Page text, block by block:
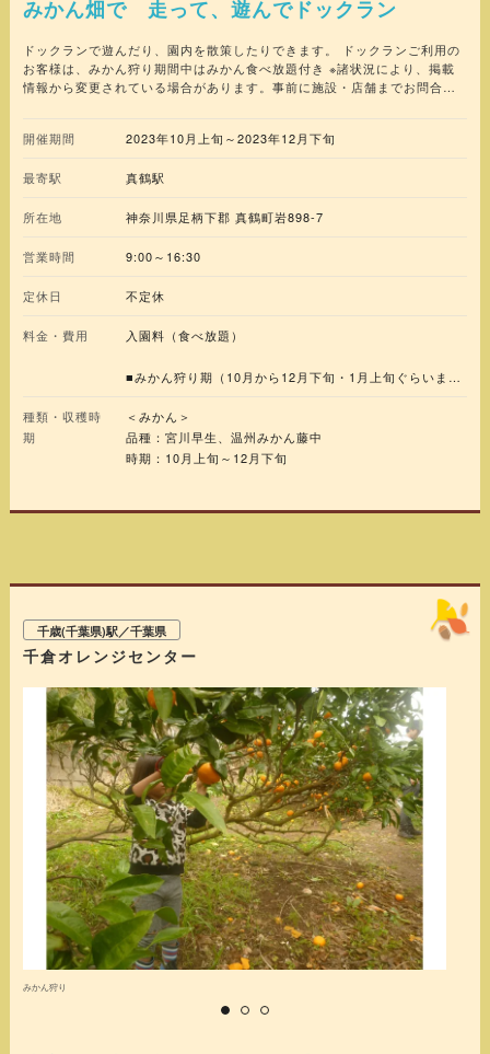
みかん畑で 走って、遊んでドックラン
ドックランで遊んだり、園内を散策したりできます。 ドックランご利用の
お客様は、みかん狩り期間中はみかん食べ放題付き ※諸状況により、掲載
情報から変更されている場合があります。事前に施設・店舗までお問合せ
開催期間
2023年10月上旬～2023年12月下旬
最寄駅 真鶴駅
所在地 神奈川県足柄下郡 真鶴町岩898-7
営業時間 9:00～16:30
定休日 不定休
料金・費用 入園料（食べ放題）
■みかん狩り期（10月から12月下旬・1月上旬ぐらいま
大人600円 子供220円
■甘夏雑柑狩り期(3月下旬からGWくらい)まで) 大人
※子どもは3歳から～小学6年生
種類・収穫時
期
＜みかん＞
品種：宮川早生、温州みかん藤中
時期：10月上旬～12月下旬
千歳(千葉県)駅／千葉県
千倉オレンジセンター
みかん狩り